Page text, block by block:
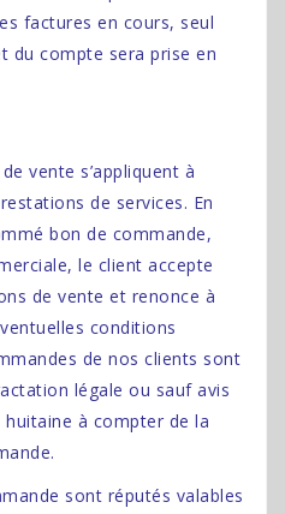
factures en cours, seul
du compte sera prise en
vente s’appliquent à
de services. En
bon de commande,
le client accepte
de vente et renonce à
conditions
de nos clients sont
légale ou sauf avis
à compter de la
sont réputés valables